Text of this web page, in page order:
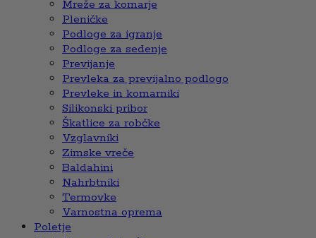
Mreže za komarje
Pleničke
Podloge za igranje
Podloge za sedenje
Previjanje
Prevleka za previjalno podlogo
Prevleke in komarniki
Silikonski pribor
Škatlice za robčke
Vzglavniki
Zimske vreče
Baldahini
Nahrbtniki
Termovke
Varnostna oprema
Poletje